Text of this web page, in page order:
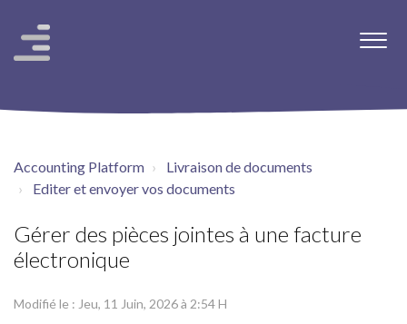
Accounting Platform
Livraison de documents
Editer et envoyer vos documents
Gérer des pièces jointes à une facture
électronique
Modifié le : Jeu, 11 Juin, 2026 à 2:54 H